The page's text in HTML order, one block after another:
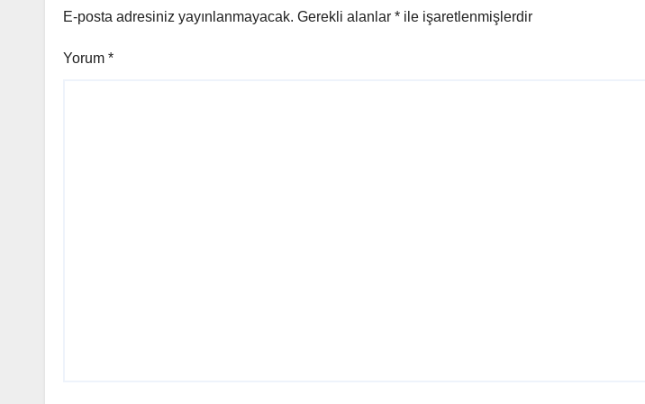
E-posta adresiniz yayınlanmayacak. Gerekli alanlar * ile işaretlenmişlerdir
Yorum *